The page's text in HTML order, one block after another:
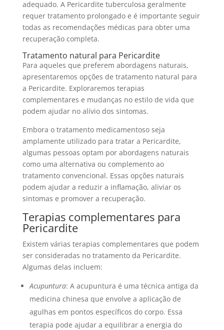
adequado. A Pericardite tuberculosa geralmente
requer tratamento prolongado e é importante seguir
todas as recomendações médicas para obter uma
recuperação completa.
Tratamento natural para Pericardite
Para aqueles que preferem abordagens naturais,
apresentaremos opções de tratamento natural para
a Pericardite. Exploraremos terapias
complementares e mudanças no estilo de vida que
podem ajudar no alívio dos sintomas.
Embora o tratamento medicamentoso seja
amplamente utilizado para tratar a Pericardite,
algumas pessoas optam por abordagens naturais
como uma alternativa ou complemento ao
tratamento convencional. Essas opções naturais
podem ajudar a reduzir a inflamação, aliviar os
sintomas e promover a recuperação.
Terapias complementares para
Pericardite
Existem várias terapias complementares que podem
ser consideradas no tratamento da Pericardite.
Algumas delas incluem:
Acupuntura: A acupuntura é uma técnica antiga da
medicina chinesa que envolve a aplicação de
agulhas em pontos específicos do corpo. Essa
terapia pode ajudar a equilibrar a energia do